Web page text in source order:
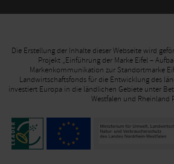
Die Erstellung der Inhalte dieser Webseite wird
Projekt „Einführung der Marke Eifel –
Markenkommunikation zur Standortmarke
Landwirtschaftsfonds für die Entwicklung des
investiert Europa in die ländlichen Gebiete unter
Westfalen und Rheinland